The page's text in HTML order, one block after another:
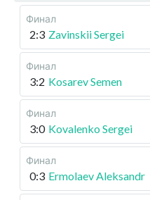
Финал
2:3 Zavinskii Sergei
Финал
3:2 Kosarev Semen
Финал
3:0 Kovalenko Sergei
Финал
0:3 Ermolaev Aleksandr